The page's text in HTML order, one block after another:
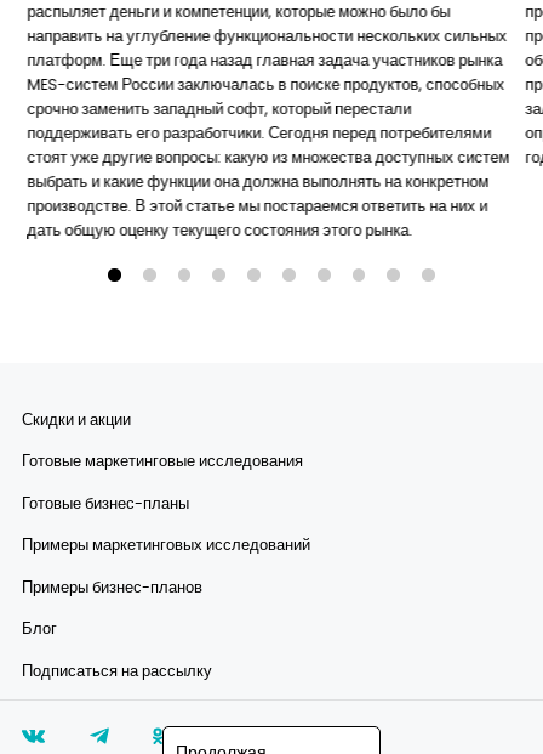
распыляет деньги и компетенции, которые можно было бы
направить на углубление функциональности нескольких сильных
платформ. Еще три года назад главная задача участников рынка
MES-систем России заключалась в поиске продуктов, способных
срочно заменить западный софт, который перестали
поддерживать его разработчики. Сегодня перед потребителями
стоят уже другие вопросы: какую из множества доступных систем
выбрать и какие функции она должна выполнять на конкретном
производстве. В этой статье мы постараемся ответить на них и
дать общую оценку текущего состояния этого рынка.
Скидки и акции
Готовые маркетинговые исследования
Готовые бизнес-планы
Примеры маркетинговых исследований
Примеры бизнес-планов
Блог
Подписаться на рассылку